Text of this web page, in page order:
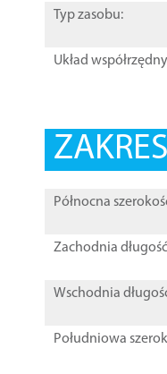
Typ zasobu:
Układ
Północna
Zachodnia
Wschodnia
Południowa